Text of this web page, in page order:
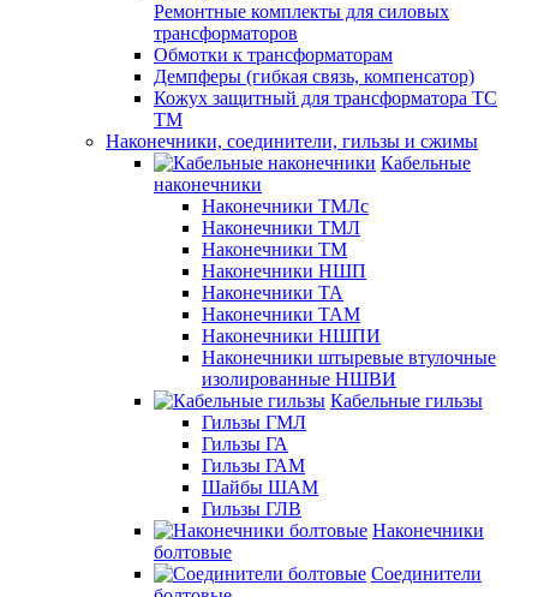
Ремонтные комплекты для силовых
трансформаторов
Обмотки к трансформаторам
Демпферы (гибкая связь, компенсатор)
Кожух защитный для трансформатора ТС
ТМ
Наконечники, соединители, гильзы и сжимы
Кабельные
наконечники
Наконечники ТМЛс
Наконечники ТМЛ
Наконечники ТМ
Наконечники НШП
Наконечники ТА
Наконечники ТАМ
Наконечники НШПИ
Наконечники штыревые втулочные
изолированные НШВИ
Кабельные гильзы
Гильзы ГМЛ
Гильзы ГА
Гильзы ГАМ
Шайбы ШАМ
Гильзы ГЛВ
Наконечники
болтовые
Соединители